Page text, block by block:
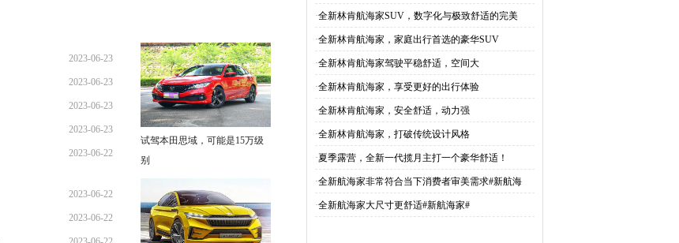
2023-06-23
2023-06-23
2023-06-23
2023-06-23
2023-06-22
2023-06-22
2023-06-22
试驾本田思域，可能是15万级
别
·全新林肯航海家SUV，数字化与极致舒适的完美
·全新林肯航海家，家庭出行首选的豪华SUV
·全新林肯航海家驾驶平稳舒适，空间大
·全新林肯航海家，享受更好的出行体验
·全新林肯航海家，安全舒适，动力强
·全新林肯航海家，打破传统设计风格
·夏季露营，全新一代揽月主打一个豪华舒适！
·全新航海家非常符合当下消费者审美需求#新航海
·全新航海家大尺寸更舒适#新航海家#